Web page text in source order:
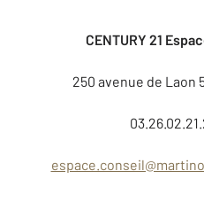
CENTURY 21
250 avenue de Laon